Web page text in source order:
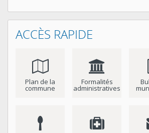
ACCÈS RAPIDE
Plan de la
commune
Formalités
administratives